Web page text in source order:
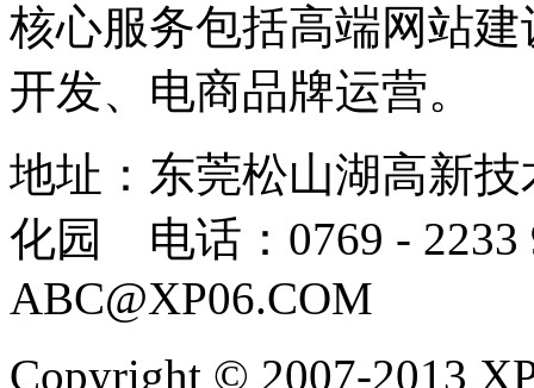
核心服务包括高端网站
开发、电商品牌运营。
地址：东莞松山湖高新
化园 电话：0769 -
ABC@XP06.COM
Copyright © 2007-2013